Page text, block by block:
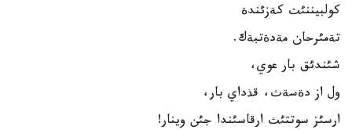
كولبيننئث كةزئندة
تةمئرحان مةدةتبةك.
شئندئق بار عوي،
ول از دةسةث، قذداي بار،
ارسئز سوتتئث ارقاسئندا جئن وينار!